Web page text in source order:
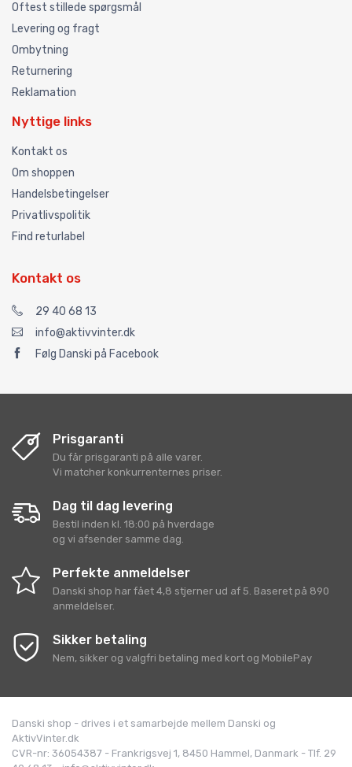
Oftest stillede spørgsmål
Levering og fragt
Ombytning
Returnering
Reklamation
Nyttige links
Kontakt os
Om shoppen
Handelsbetingelser
Privatlivspolitik
Find returlabel
Kontakt os
29 40 68 13
info@aktivvinter.dk
Følg Danski på Facebook
Prisgaranti
Du får prisgaranti på alle varer.
Vi matcher konkurrenternes priser.
Dag til dag levering
Bestil inden kl. 18:00 på hverdage
og vi afsender samme dag.
Perfekte anmeldelser
Danski shop har fået 4,8 stjerner ud af 5. Baseret på 890
anmeldelser.
Sikker betaling
Nem, sikker og valgfri betaling med kort og MobilePay
Danski shop - drives i et samarbejde mellem Danski og
AktivVinter.dk
CVR-nr: 36054387 - Frankrigsvej 1, 8450 Hammel, Danmark - Tlf. 29